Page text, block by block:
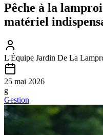
Pêche à la
matériel
L'Équipe Jardin De La
25 mai 2026
g
Gestion